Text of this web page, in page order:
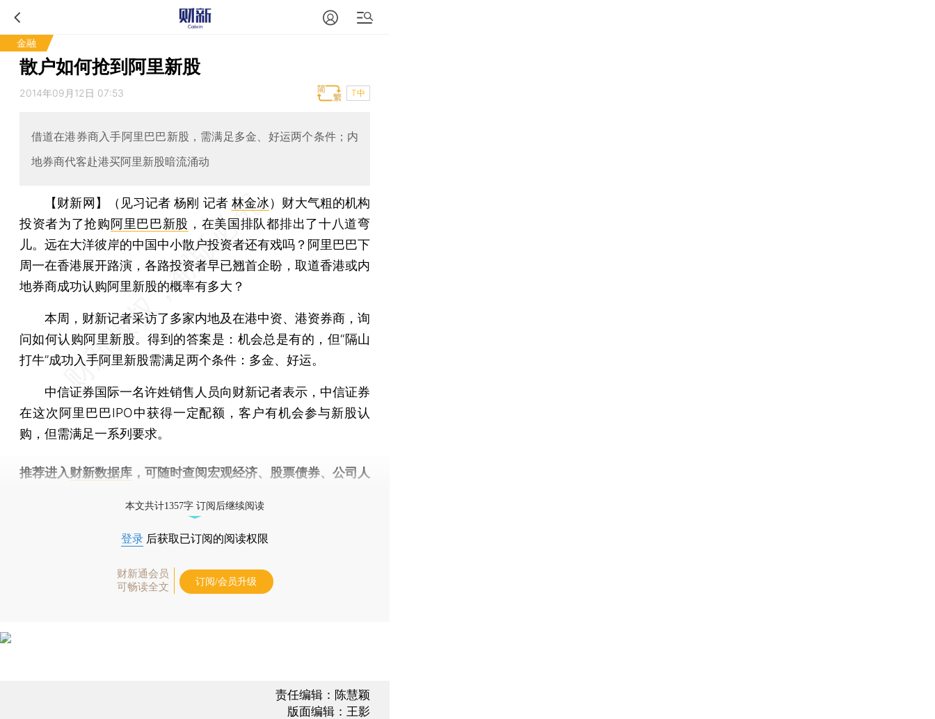
金融
散户如何抢到阿里新股
2014年09月12日 07:53 T中
借道在港券商入手阿里巴巴新股，需满足多金、好运两个条件；内
地券商代客赴港买阿里新股暗流涌动
【财新网】（见习记者 杨刚 记者 林金冰） 财大气粗的机构
投资者为了抢购阿里巴巴新股 ，在美国排队都排出了十八道弯
儿。远在大洋彼岸的中国中小散户投资者还有戏吗？阿里巴巴下
周一在香港展开路演，各路投资者早已翘首企盼，取道香港或内
地券商成功认购阿里新股的概率有多大？
本周，财新记者采访了多家内地及在港中资、港资券商，询
问如何认购阿里新股。得到的答案是：机会总是有的，但“隔山
打牛”成功入手阿里新股需满足两个条件：多金、好运。
中信证券国际一名许姓销售人员向财新记者表示，中信证券
在这次阿里巴巴IPO中获得一定配额，客户有机会参与新股认
购，但需满足一系列要求。
推荐进入财新数据库 ，可随时查阅宏观经济、股票债券、公司人
本文共计1357字 订阅后继续阅读
登录 后获取已订阅的阅读权限
财新通会员
可畅读全文
订阅/会员升级
责任编辑：陈慧颖
版面编辑：王影